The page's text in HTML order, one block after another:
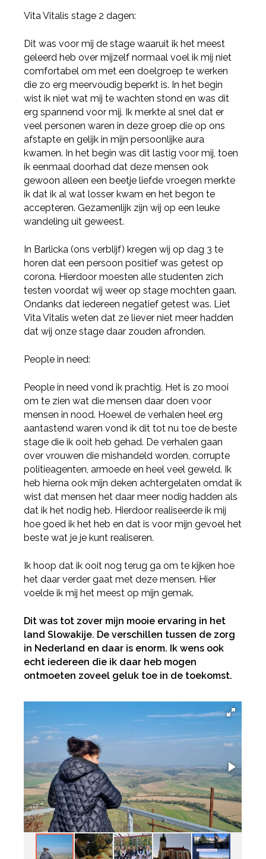
Vita Vitalis stage 2 dagen:
Dit was voor mij de stage waaruit ik het meest
geleerd heb over mijzelf normaal voel ik mij niet
comfortabel om met een doelgroep te werken
die zo erg meervoudig beperkt is. In het begin
wist ik niet wat mij te wachten stond en was dit
erg spannend voor mij. Ik merkte al snel dat er
veel personen waren in deze groep die op ons
afstapte en gelijk in mijn persoonlijke aura
kwamen. In het begin was dit lastig voor mij, toen
ik eenmaal doorhad dat deze mensen ook
gewoon alleen een beetje liefde vroegen merkte
ik dat ik al wat losser kwam en het begon te
accepteren. Gezamenlijk zijn wij op een leuke
wandeling uit geweest.
In Barlicka (ons verblijf) kregen wij op dag 3 te
horen dat een persoon positief was getest op
corona. Hierdoor moesten alle studenten zich
testen voordat wij weer op stage mochten gaan.
Ondanks dat iedereen negatief getest was. Liet
Vita Vitalis weten dat ze liever niet meer hadden
dat wij onze stage daar zouden afronden.
People in need:
People in need vond ik prachtig. Het is zo mooi
om te zien wat die mensen daar doen voor
mensen in nood. Hoewel de verhalen heel erg
aantastend waren vond ik dit tot nu toe de beste
stage die ik ooit heb gehad. De verhalen gaan
over vrouwen die mishandeld worden, corrupte
politieagenten, armoede en heel veel geweld. Ik
heb hierna ook mijn deken achtergelaten omdat ik
wist dat mensen het daar meer nodig hadden als
dat ik het nodig heb. Hierdoor realiseerde ik mij
hoe goed ik het heb en dat is voor mijn gevoel het
beste wat je je kunt realiseren.
Ik hoop dat ik ooit nog terug ga om te kijken hoe
het daar verder gaat met deze mensen. Hier
voelde ik mij het meest op mijn gemak.
Dit was tot zover mijn mooie ervaring in het
land Slowakije. De verschillen tussen de zorg
in Nederland en daar is enorm. Ik wens ook
echt iedereen die ik daar heb mogen
ontmoeten zoveel geluk toe in de toekomst.
Deel via Facebook
Deel via Twitter
Deel via LinkedIn